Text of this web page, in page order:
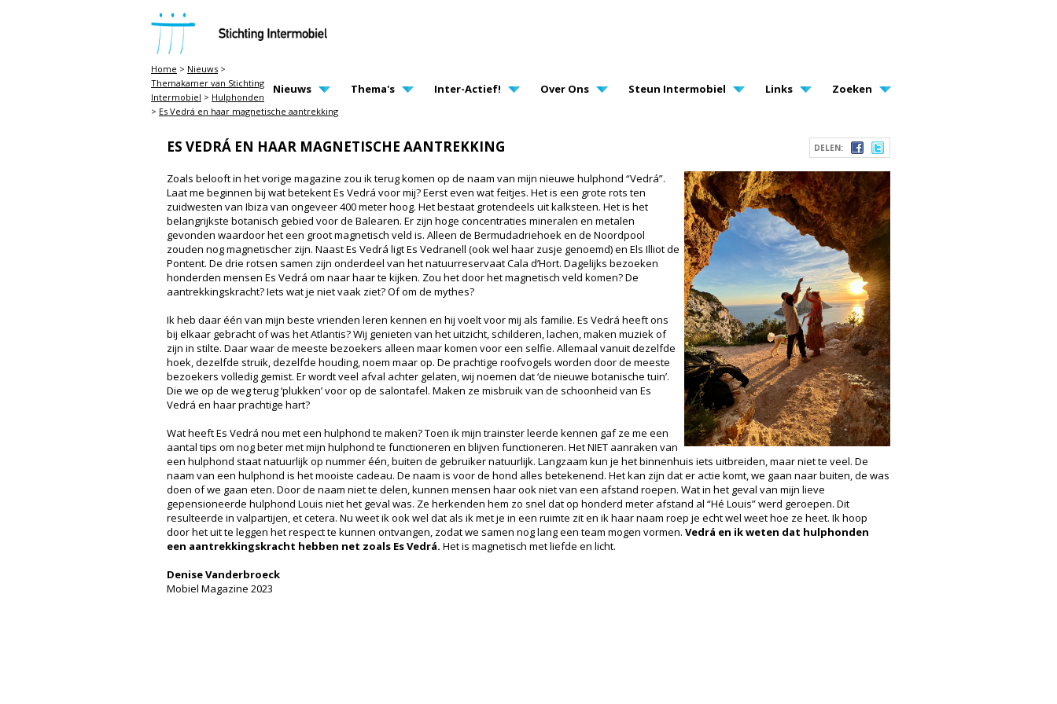
STICHTING INTERMOBIEL
MAIN PAGE NAVIGATION
Nieuws Thema's Inter-Actief! Over Ons Steun Intermobiel Links Zoeken
Home > Nieuws >
Themakamer van Stichting
Intermobiel > Hulphonden
> Es Vedrá en haar magnetische aantrekking
DELEN:
ES VEDRÁ EN HAAR MAGNETISCHE AANTREKKING
Zoals belooft in het vorige magazine zou ik terug komen op de naam van mijn nieuwe hulphond “Vedrá”.
Laat me beginnen bij wat betekent Es Vedrá voor mij? Eerst even wat feitjes. Het is een grote rots ten
zuidwesten van Ibiza van ongeveer 400 meter hoog. Het bestaat grotendeels uit kalksteen. Het is het
belangrijkste botanisch gebied voor de Balearen. Er zijn hoge concentraties mineralen en metalen
gevonden waardoor het een groot magnetisch veld is. Alleen de Bermudadriehoek en de Noordpool
zouden nog magnetischer zijn. Naast Es Vedrá ligt Es Vedranell (ook wel haar zusje genoemd) en Els Illiot de
Pontent. De drie rotsen samen zijn onderdeel van het natuurreservaat Cala d’Hort. Dagelijks bezoeken
honderden mensen Es Vedrá om naar haar te kijken. Zou het door het magnetisch veld komen? De
aantrekkingskracht? Iets wat je niet vaak ziet? Of om de mythes?
Ik heb daar één van mijn beste vrienden leren kennen en hij voelt voor mij als familie. Es Vedrá heeft ons
bij elkaar gebracht of was het Atlantis? Wij genieten van het uitzicht, schilderen, lachen, maken muziek of
zijn in stilte. Daar waar de meeste bezoekers alleen maar komen voor een selfie. Allemaal vanuit dezelfde
hoek, dezelfde struik, dezelfde houding, noem maar op. De prachtige roofvogels worden door de meeste
bezoekers volledig gemist. Er wordt veel afval achter gelaten, wij noemen dat ‘de nieuwe botanische tuin’.
Die we op de weg terug ‘plukken’ voor op de salontafel. Maken ze misbruik van de schoonheid van Es
Vedrá en haar prachtige hart?
Wat heeft Es Vedrá nou met een hulphond te maken? Toen ik mijn trainster leerde kennen gaf ze me een
aantal tips om nog beter met mijn hulphond te functioneren en blijven functioneren. Het NIET aanraken van
een hulphond staat natuurlijk op nummer één, buiten de gebruiker natuurlijk. Langzaam kun je het binnenhuis iets uitbreiden, maar niet te veel. De
naam van een hulphond is het mooiste cadeau. De naam is voor de hond alles betekenend. Het kan zijn dat er actie komt, we gaan naar buiten, de was
doen of we gaan eten. Door de naam niet te delen, kunnen mensen haar ook niet van een afstand roepen. Wat in het geval van mijn lieve
gepensioneerde hulphond Louis niet het geval was. Ze herkenden hem zo snel dat op honderd meter afstand al “Hé Louis” werd geroepen. Dit
resulteerde in valpartijen, et cetera. Nu weet ik ook wel dat als ik met je in een ruimte zit en ik haar naam roep je echt wel weet hoe ze heet. Ik hoop
door het uit te leggen het respect te kunnen ontvangen, zodat we samen nog lang een team mogen vormen. Vedrá en ik weten dat hulphonden
een aantrekkingskracht hebben net zoals Es Vedrá. Het is magnetisch met liefde en licht.
Denise Vanderbroeck
Mobiel Magazine 2023